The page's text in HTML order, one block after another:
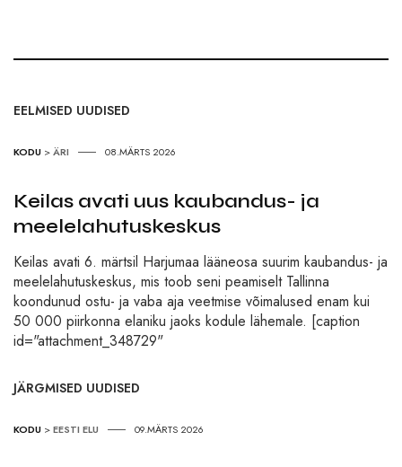
EELMISED UUDISED
KODU >ÄRI 08.MÄRTS 2026
Keilas avati uus kaubandus- ja
meelelahutuskeskus
Keilas avati 6. märtsil Harjumaa lääneosa suurim kaubandus- ja
meelelahutuskeskus, mis toob seni peamiselt Tallinna
koondunud ostu- ja vaba aja veetmise võimalused enam kui
50 000 piirkonna elaniku jaoks kodule lähemale. [caption
id="attachment_348729"
JÄRGMISED UUDISED
KODU >EESTI ELU 09.MÄRTS 2026